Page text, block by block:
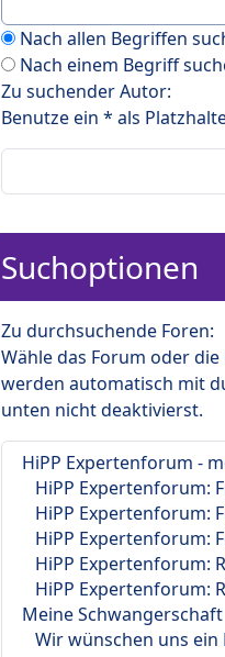
Nach allen Begriffen
Nach einem Begriff
Zu suchender Autor:
Benutze ein * als
Suchoptionen
Zu durchsuchende Foren:
Wähle das Forum oder
werden automatisch mit
unten nicht deaktivierst.